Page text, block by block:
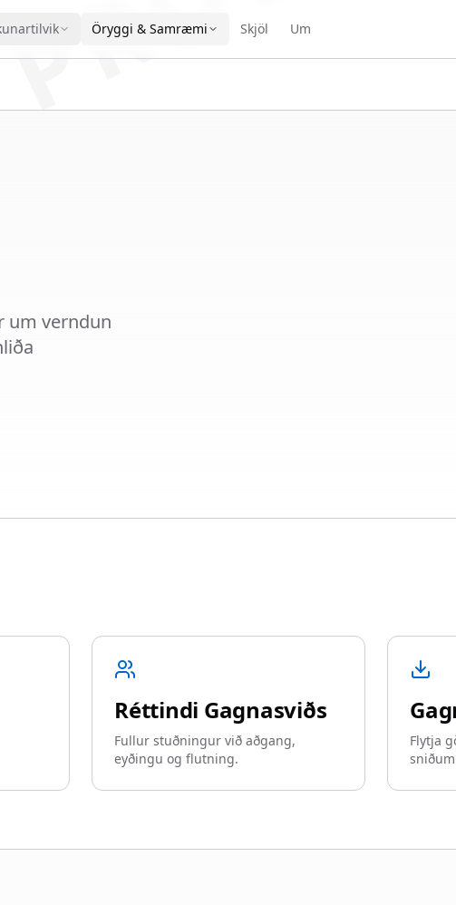
Öryggi & Samræmi Skjöl Um
um verndun
Réttindi Gagnasviðs
Fullur stuðningur við aðgang,
eyðingu og flutning.
Flytja